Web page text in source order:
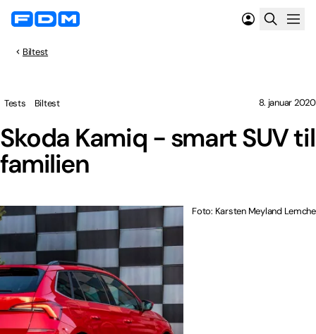
Biltest
Skoda Kamiq - smart SUV til
familien
Tests Biltest 8. januar 2020
Foto: Karsten Meyland Lemche